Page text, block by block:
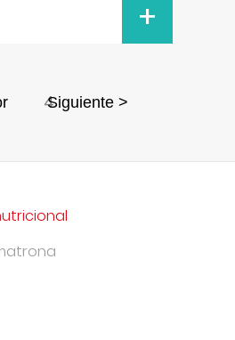
+
4
Siguiente >